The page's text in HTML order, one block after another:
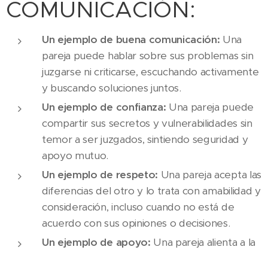
COMUNICACIÓN:
Un ejemplo de buena comunicación: Una
pareja puede hablar sobre sus problemas sin
juzgarse ni criticarse, escuchando activamente
y buscando soluciones juntos.
Un ejemplo de confianza: Una pareja puede
compartir sus secretos y vulnerabilidades sin
temor a ser juzgados, sintiendo seguridad y
apoyo mutuo.
Un ejemplo de respeto: Una pareja acepta las
diferencias del otro y lo trata con amabilidad y
consideración, incluso cuando no está de
acuerdo con sus opiniones o decisiones.
Un ejemplo de apoyo: Una pareja alienta a la